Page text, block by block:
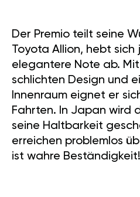
Der Premio teilt seine
Toyota Allion, hebt
elegantere Note ab.
schlichten Design und
Innenraum eignet er
Fahrten. In Japan wird
seine Haltbarkeit
erreichen problemlos
ist wahre Beständigkeit!